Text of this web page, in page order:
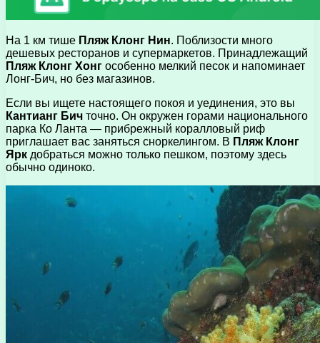
На 1 км тише Пляж Клонг Нин. Поблизости много
дешевых ресторанов и супермаркетов. Принадлежащий
Пляж Клонг Хонг особенно мелкий песок и напоминает
Лонг-Бич, но без магазинов.
Если вы ищете настоящего покоя и уединения, это вы
Кантианг Бич точно. Он окружен горами национального
парка Ко Ланта — прибрежный коралловый риф
приглашает вас заняться сноркелингом. В Пляж Клонг
Ярк добраться можно только пешком, поэтому здесь
обычно одиноко.